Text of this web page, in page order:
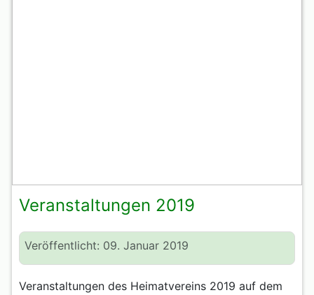
Veranstaltungen 2019
Veröffentlicht: 09. Januar 2019
Veranstaltungen des Heimatvereins 2019 auf dem